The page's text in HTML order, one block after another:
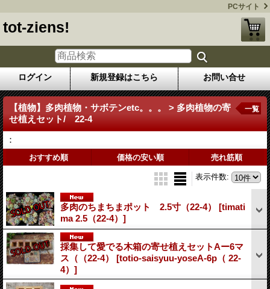
PCサイト
tot-ziens!
ログイン 新規登録はこちら お問い合せ
【植物】多肉植物・サボテンetc。。。 > 多肉植物の寄
せ植えセット/ 22-4
：
一覧
おすすめ順 価格の安い順 売れ筋順
表示件数:
多肉のちまちまポット 2.5寸（22-4） [timati
ma 2.5（22-4）]
採集して愛でる木箱の寄せ植えセットAー6マ
ス（（22-4） [totio-saisyuu-yoseA-6p（ 22-
4）]